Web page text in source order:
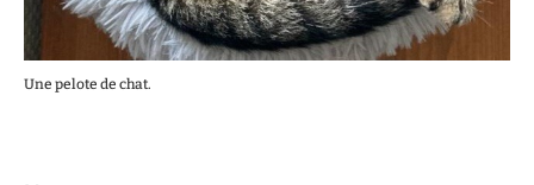
Une pelote de chat.